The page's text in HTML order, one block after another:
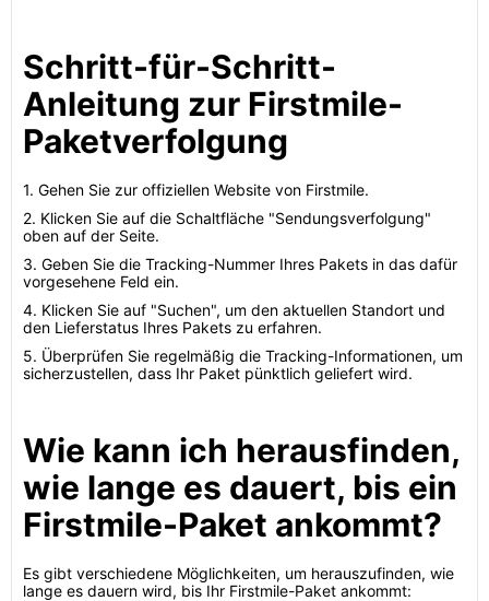
Schritt-für-Schritt-
Anleitung zur Firstmile-
Paketverfolgung
1. Gehen Sie zur offiziellen Website von Firstmile.
2. Klicken Sie auf die Schaltfläche "Sendungsverfolgung"
oben auf der Seite.
3. Geben Sie die Tracking-Nummer Ihres Pakets in das dafür
vorgesehene Feld ein.
4. Klicken Sie auf "Suchen", um den aktuellen Standort und
den Lieferstatus Ihres Pakets zu erfahren.
5. Überprüfen Sie regelmäßig die Tracking-Informationen, um
sicherzustellen, dass Ihr Paket pünktlich geliefert wird.
Wie kann ich herausfinden,
wie lange es dauert, bis ein
Firstmile-Paket ankommt?
Es gibt verschiedene Möglichkeiten, um herauszufinden, wie
lange es dauern wird, bis Ihr Firstmile-Paket ankommt: